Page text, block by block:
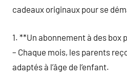
cadeaux originaux pour se
1. **Un abonnement à des box
– Chaque mois, les parents
adaptés à l’âge de l’enfant.